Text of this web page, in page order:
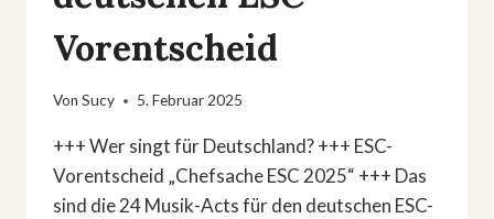
Vorentscheid
Von Sucy 5. Februar 2025
+++ Wer singt für Deutschland? +++ ESC-
Vorentscheid „Chefsache ESC 2025“ +++ Das
sind die 24 Musik-Acts für den deutschen ESC-